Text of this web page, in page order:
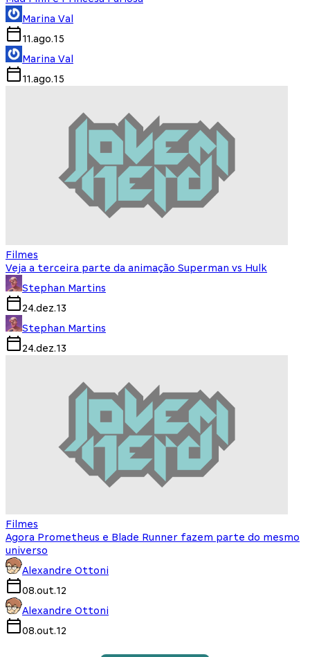
Marina Val
11.ago.15
Marina Val
11.ago.15
Filmes
Veja a terceira parte da animação Superman vs Hulk
Stephan Martins
24.dez.13
Stephan Martins
24.dez.13
Filmes
Agora Prometheus e Blade Runner fazem parte do mesmo
universo
Alexandre Ottoni
08.out.12
Alexandre Ottoni
08.out.12